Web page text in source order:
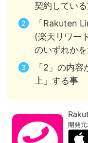
契約してい
「Rakuten
(楽天リワー
のいずれか
「2」の内
上」する事
開発元: